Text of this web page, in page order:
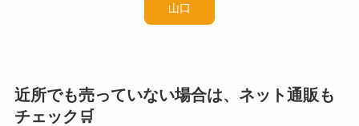
山口
近所でも売っていない場合は、ネット通販も
チェック🛒